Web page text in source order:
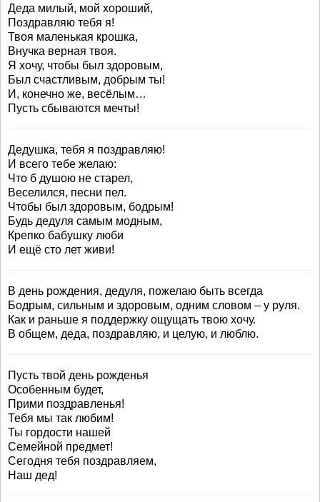
Деда милый, мой хороший,
Поздравляю тебя я!
Твоя маленькая крошка,
Внучка верная твоя.
Я хочу, чтобы был здоровым,
Был счастливым, добрым ты!
И, конечно же, весёлым…
Пусть сбываются мечты!
Дедушка, тебя я поздравляю!
И всего тебе желаю:
Что б душою не старел,
Веселился, песни пел.
Чтобы был здоровым, бодрым!
Будь дедуля самым модным,
Крепко бабушку люби
И ещё сто лет живи!
В день рождения, дедуля, пожелаю быть всегда
Бодрым, сильным и здоровым, одним словом – у руля.
Как и раньше я поддержку ощущать твою хочу.
В общем, деда, поздравляю, и целую, и люблю.
Пусть твой день рожденья
Особенным будет,
Прими поздравленья!
Тебя мы так любим!
Ты гордости нашей
Семейной предмет!
Сегодня тебя поздравляем,
Наш дед!